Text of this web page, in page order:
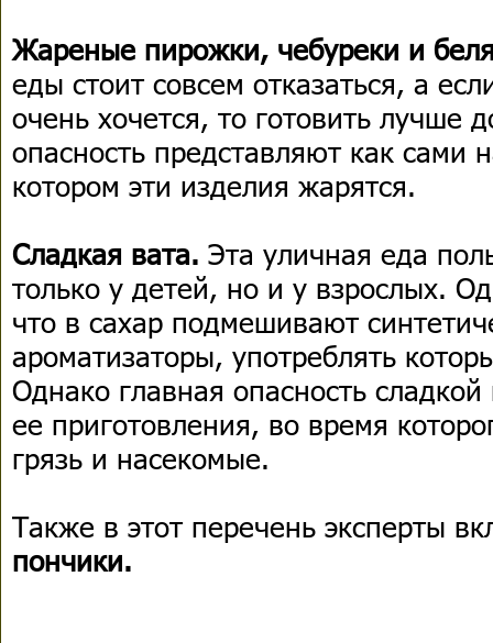
Жареные пирожки, чебуреки и
еды стоит совсем отказаться, а
очень хочется, то готовить лучше
опасность представляют как сами
котором эти изделия жарятся.
Сладкая вата. Эта уличная еда
только у детей, но и у взрослых.
что в сахар подмешивают
ароматизаторы, употреблять
Однако главная опасность
ее приготовления, во время
грязь и насекомые.
Также в этот перечень эксперты
пончики.